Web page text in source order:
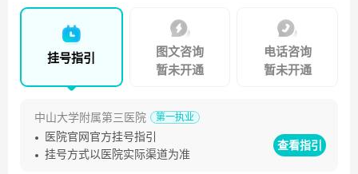
挂号指引
图文咨询
暂未开通
电话咨询
暂未开通
中山大学附属第三医院 第一执业
医院官网官方挂号指引
挂号方式以医院实际渠道为准
查看指引